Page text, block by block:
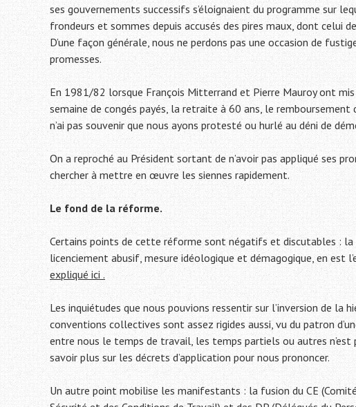
ses gouvernements successifs s’éloignaient du programme sur
frondeurs et sommes depuis accusés des pires maux, dont celui
D’une façon générale, nous ne perdons pas une occasion de
promesses.
En 1981/82 lorsque François Mitterrand et Pierre Mauroy ont
semaine de congés payés, la retraite à 60 ans, le remboursement
n’ai pas souvenir que nous ayons protesté ou hurlé au déni de
On a reproché au Président sortant de n’avoir pas appliqué ses
chercher à mettre en œuvre les siennes rapidement.
Le fond de la réforme.
Certains points de cette réforme sont négatifs et discutables :
licenciement abusif, mesure idéologique et démagogique, en est
expliqué ici .
Les inquiétudes que nous pouvions ressentir sur l’inversion de la
conventions collectives sont assez rigides aussi, vu du patron
entre nous le temps de travail, les temps partiels ou autres n’est
savoir plus sur les décrets d’application pour nous prononcer.
Un autre point mobilise les manifestants : la fusion du CE (Comité